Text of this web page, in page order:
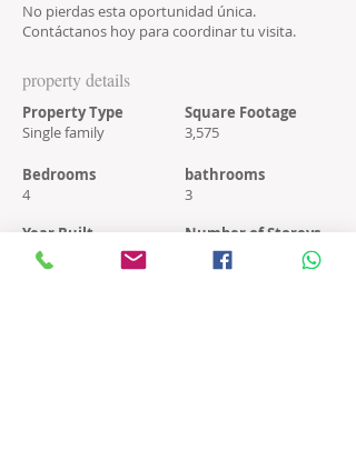
No pierdas esta oportunidad única.
Contáctanos hoy para coordinar tu visita.
property details
Property Type
Single family
Bedrooms
4
Year Built
2009
Square Footage
3,575
bathrooms
3
Number of Storeys